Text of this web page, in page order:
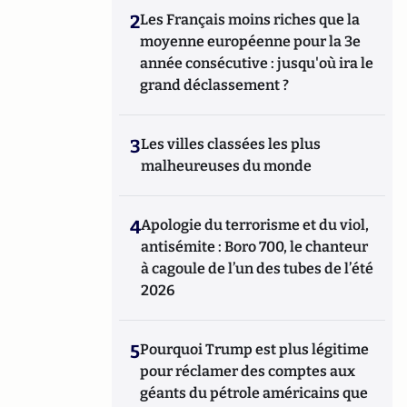
2Les Français moins riches que la
moyenne européenne pour la 3e
année consécutive : jusqu'où ira le
grand déclassement ?
3Les villes classées les plus
malheureuses du monde
4Apologie du terrorisme et du viol,
antisémite : Boro 700, le chanteur
à cagoule de l’un des tubes de l’été
2026
5Pourquoi Trump est plus légitime
pour réclamer des comptes aux
géants du pétrole américains que